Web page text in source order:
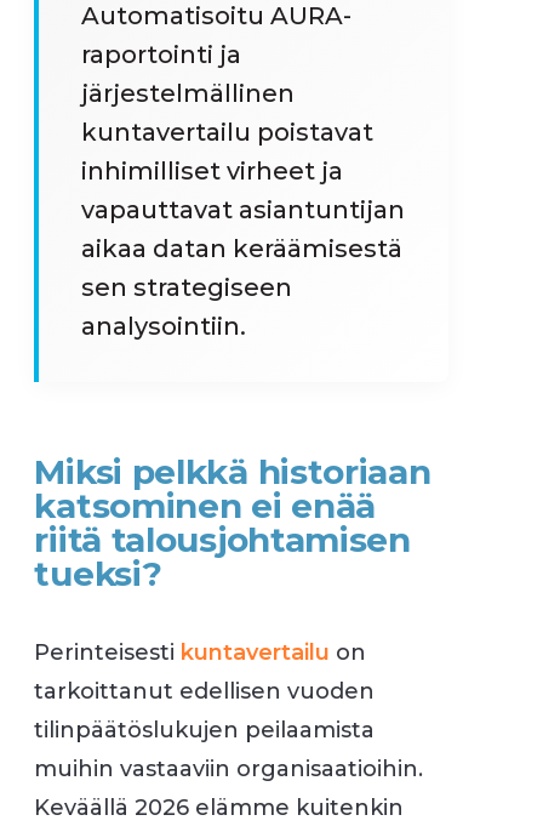
Automatisoitu AURA-
raportointi ja
järjestelmällinen
kuntavertailu poistavat
inhimilliset virheet ja
vapauttavat asiantuntijan
aikaa datan keräämisestä
sen strategiseen
analysointiin.
Miksi pelkkä historiaan
katsominen ei enää
riitä talousjohtamisen
tueksi?
Perinteisesti kuntavertailu on
tarkoittanut edellisen vuoden
tilinpäätöslukujen peilaamista
muihin vastaaviin organisaatioihin.
Keväällä 2026 elämme kuitenkin